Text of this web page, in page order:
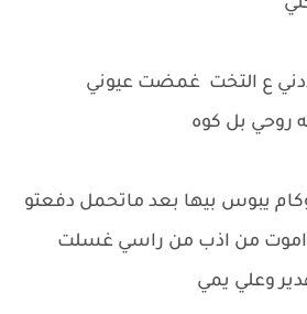
ع التخت غمضت عيوني
روحي بل كوه
يبوس بيها بعد ماتحمل دفعتو
اموت من اذب من راسي غسلت
وعلي يمي